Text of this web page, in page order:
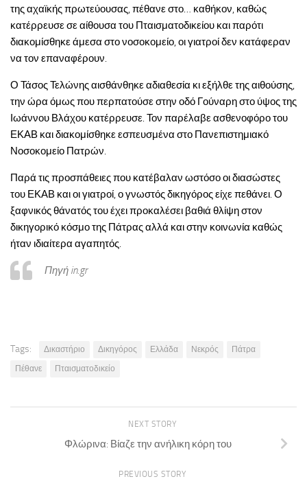
της αχαϊκής πρωτεύουσας, πέθανε στο… καθήκον, καθώς
κατέρρευσε σε αίθουσα του Πταισματοδικείου και παρότι
διακομίσθηκε άμεσα στο νοσοκομείο, οι γιατροί δεν κατάφεραν
να τον επαναφέρουν.
Ο Τάσος Τελώνης αισθάνθηκε αδιαθεσία κι εξήλθε της αιθούσης,
την ώρα όμως που περπατούσε στην οδό Γούναρη στο ύψος της
Ιωάννου Βλάχου κατέρρευσε. Τον παρέλαβε ασθενοφόρο του
ΕΚΑΒ και διακομίσθηκε εσπευσμένα στο Πανεπιστημιακό
Νοσοκομείο Πατρών.
Παρά τις προσπάθειες που κατέβαλαν ωστόσο οι διασώστες
του ΕΚΑΒ και οι γιατροί, ο γνωστός δικηγόρος είχε πεθάνει. Ο
ξαφνικός θάνατός του έχει προκαλέσει βαθιά θλίψη στον
δικηγορικό κόσμο της Πάτρας αλλά και στην κοινωνία καθώς
ήταν ιδιαίτερα αγαπητός.
Πηγή in.gr
Tags: Δικαστήριο Δικηγόρος Ελλάδα Νεκρός
Πάτρα
Πέθανε
Πταισματοδικείο
NEXT STORY
Φλώρινα: Βίαζε την ανήλικη κόρη του
PREVIOUS STORY